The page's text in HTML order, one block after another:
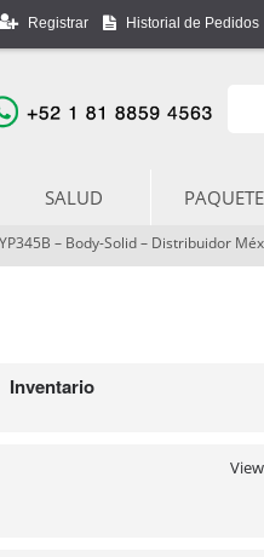
Registrar Historial de Pedidos
SALUD
– Body-Solid – Distribuidor
Inventario